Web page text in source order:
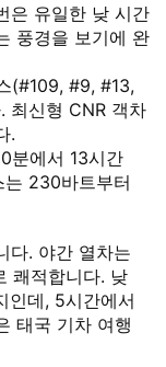
은 유일한 낮 시간
풍경을 보기에 완
(#109, #9, #13,
최신형 CNR 객차
.
분에서 13시간
230바트부터
다. 야간 열차는
쾌적합니다. 낮
인데, 5시간에서
태국 기차 여행